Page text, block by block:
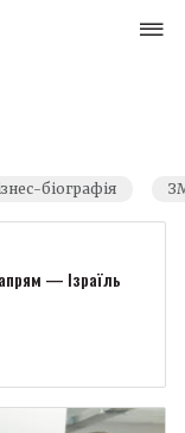
біографія
— Ізраїль